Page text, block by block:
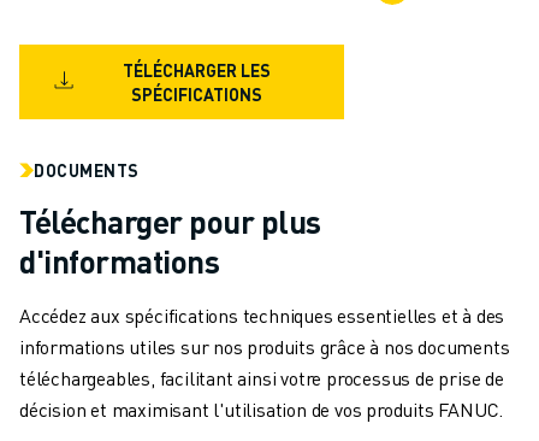
INSPECTION DE LA VISION
DÉCOUPAGE PAR FIL EDM
SERVICE CLIENTÈLE
TERRAIN ET MAINTENANCE
SUPPORT TECHNIQUE À DISTANCE
REMISE À NEUF
OUTILS DE SERVICE NUMÉRIQUE
E-STORE
CENTRE DE TÉLÉCHARGEMENT " MYFANUC
TÉLÉCHARGER LES
SPÉCIFICATIONS
DOCUMENTS
Télécharger pour plus
d'informations
Accédez aux spécifications techniques essentielles et à des
informations utiles sur nos produits grâce à nos documents
téléchargeables, facilitant ainsi votre processus de prise de
décision et maximisant l'utilisation de vos produits FANUC.